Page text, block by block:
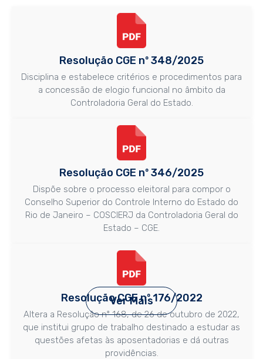
Resolução CGE nº 348/2025
Disciplina e estabelece critérios e procedimentos para
a concessão de elogio funcional no âmbito da
Controladoria Geral do Estado.
Resolução CGE nº 346/2025
Dispõe sobre o processo eleitoral para compor o
Conselho Superior do Controle Interno do Estado do
Rio de Janeiro – COSCIERJ da Controladoria Geral do
Estado – CGE.
Resolução CGE nº 176/2022
Altera a Resolução nº 168, de 26 de outubro de 2022,
que institui grupo de trabalho destinado a estudar as
questões afetas às aposentadorias e dá outras
providências.
Ver Mais